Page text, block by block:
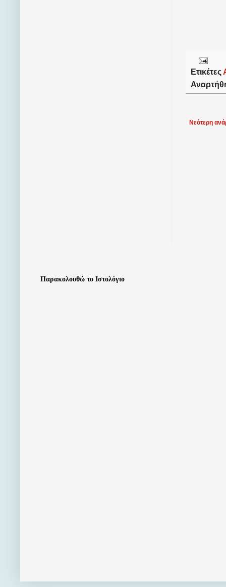
Ετικέτες
Νεότερη
Παρακολουθώ το Ιστολόγιο